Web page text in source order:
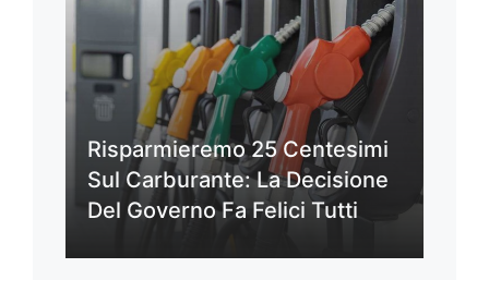
Risparmieremo 25 Centesimi
Sul Carburante: La Decisione
Del Governo Fa Felici Tutti